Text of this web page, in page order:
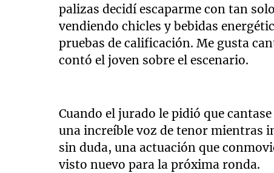
palizas decidí escaparme con tan
vendiendo chicles y bebidas
pruebas de calificación. Me gusta
contó el joven sobre el escenario.
Cuando el jurado le pidió que
una increíble voz de tenor mientras
sin duda, una actuación que
visto nuevo para la próxima ronda.